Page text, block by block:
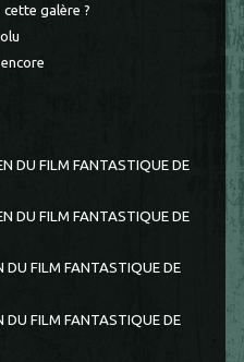
galère ?
DU FILM FANTASTIQUE DE
DU FILM FANTASTIQUE DE
DU FILM FANTASTIQUE DE
DU FILM FANTASTIQUE DE